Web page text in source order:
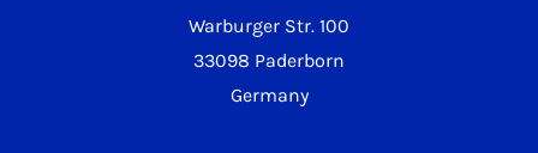
Warburger Str. 100
33098 Paderborn
Germany